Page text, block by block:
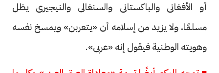
أو الأفغانى والباكستانى والسنغالى والنيجيرى يظل
مسلمًا، ولا يزيد من إسلامه أن «يتعربن» ويمسخ نفسه
وهويته الوطنية فيقول إنه «عربى».